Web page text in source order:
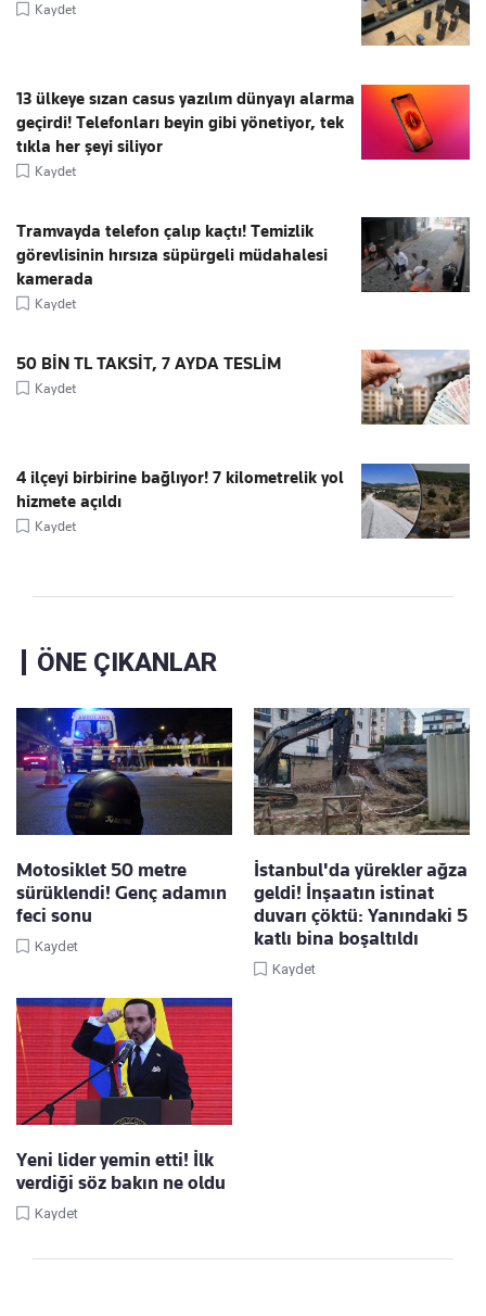
Kaydet
13 ülkeye sızan casus yazılım dünyayı alarma
geçirdi! Telefonları beyin gibi yönetiyor, tek
tıkla her şeyi siliyor
Kaydet
Tramvayda telefon çalıp kaçtı! Temizlik
görevlisinin hırsıza süpürgeli müdahalesi
kamerada
Kaydet
50 BİN TL TAKSİT, 7 AYDA TESLİM
Kaydet
4 ilçeyi birbirine bağlıyor! 7 kilometrelik yol
hizmete açıldı
Kaydet
ÖNE ÇIKANLAR
Motosiklet 50 metre
sürüklendi! Genç adamın
feci sonu
Kaydet
İstanbul'da yürekler ağza
geldi! İnşaatın istinat
duvarı çöktü: Yanındaki 5
katlı bina boşaltıldı
Kaydet
Yeni lider yemin etti! İlk
verdiği söz bakın ne oldu
Kaydet